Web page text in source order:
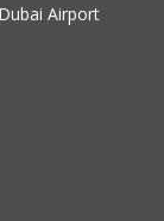
Airport